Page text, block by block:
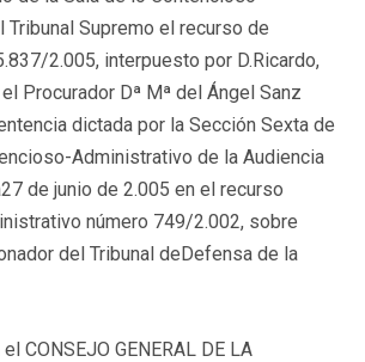
Supremo el recurso de
2.005, interpuesto por D.Ricardo,
Procurador Dª Mª del Ángel Sanz
dictada por la Sección Sexta de
Administrativo de la Audiencia
de junio de 2.005 en el recurso
número 749/2.002, sobre
del Tribunal deDefensa de la
CONSEJO GENERAL DE LA